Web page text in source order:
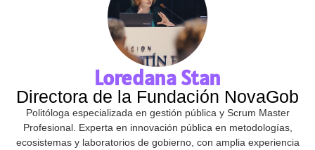
Loredana Stan
Directora de la Fundación NovaGob
Politóloga especializada en gestión pública y Scrum Master
Profesional. Experta en innovación pública en metodologías,
ecosistemas y laboratorios de gobierno, con amplia experiencia